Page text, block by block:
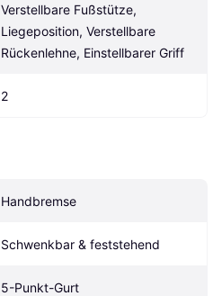
Verstellbare Fußstütze,
Liegeposition, Verstellbare
Rückenlehne, Einstellbarer Griff
2
Handbremse
Schwenkbar & feststehend
5-Punkt-Gurt